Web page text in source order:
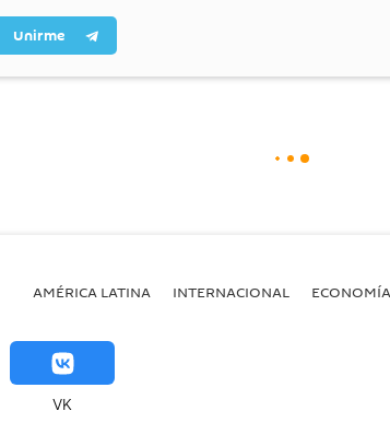
Unirme
AMÉRICA LATINA INTERNACIONAL ECONOMÍA
VK